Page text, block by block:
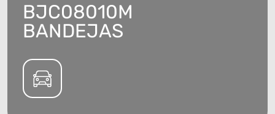
BJC08010M
BANDEJAS